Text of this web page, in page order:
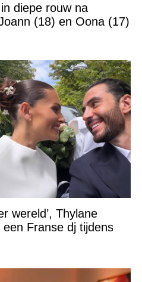
diepe rouw na
(18) en Oona (17)
wereld’, Thylane
Franse dj tijdens